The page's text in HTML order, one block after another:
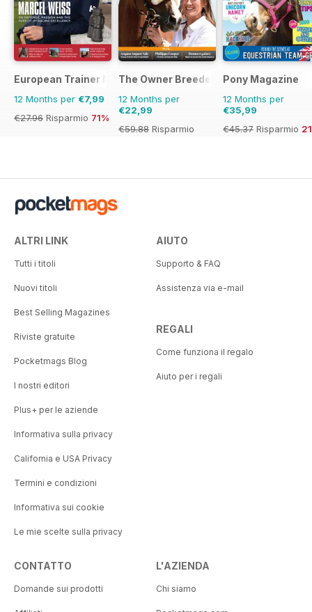
European Trainer Magazine - horse racing
12 Months per €7,99
€27.96 Risparmio 71%
The Owner Breeder
12 Months per
€22,99
€59.88 Risparmio
Pony Magazine
12 Months per
€35,99
€45.37 Risparmio
ALTRI LINK
Tutti i titoli
Nuovi titoli
Best Selling Magazines
Riviste gratuite
Pocketmags Blog
I nostri editori
Plus+ per le aziende
Informativa sulla privacy
California e USA Privacy
Termini e condizioni
Informativa sui cookie
Le mie scelte sulla privacy
AIUTO
Supporto & FAQ
Assistenza via e-mail
REGALI
Come funziona il regalo
Aiuto per i regali
CONTATTO
Domande sui prodotti
L'AZIENDA
Chi siamo